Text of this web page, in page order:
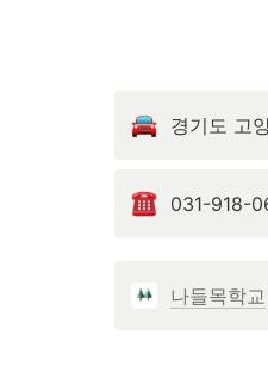
경기도 고
031-918-
나들목학교